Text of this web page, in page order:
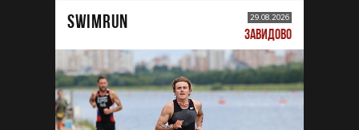
SWIMRUN 29.08.2026
ЗАВИДОВО